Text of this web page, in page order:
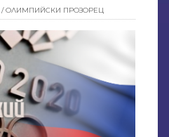
/ОЛИМПИЙСКИ ПРОЗОРЕЦ